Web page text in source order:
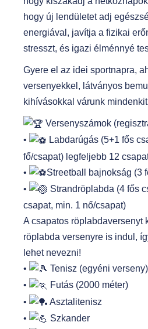
hogy új lendületet adj
energiával, javítja a fizikai
stresszt, és igazi élménnyé
Gyere el az idei sportnapra,
versenyekkel, látványos
kihívásokkal várunk
Versenyszámok
•
Labdarúgás (5+1 fős
fő/csapat) legfeljebb 12
•
Streetball bajnokság (3
•
Strandröplabda (4 fős
csapat, min. 1 nő/csapat)
A csapatos röplabdaversenyt
röplabda versenyre is indul,
lehet nevezni!
•
Tenisz (egyéni verseny)
•
Futás (2000 méter)
•
Asztalitenisz
•
Szkander